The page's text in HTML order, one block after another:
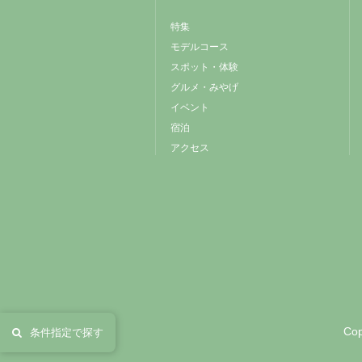
条件指定で探す
特集
モデルコース
スポット・体験
グルメ・みやげ
イベント
宿泊
アクセス